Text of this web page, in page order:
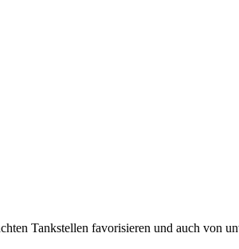
Tankstellen favorisieren und auch von